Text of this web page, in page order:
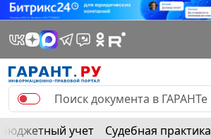
Бюджетный учет Судебная практика